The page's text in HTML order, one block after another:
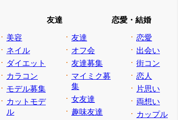
美容
ネイル
ダイエット
カラコン
モデル募集
カットモデ
ル
友達
友達
オフ会
友達募集
マイミク募
集
女友達
趣味友達
恋愛・結婚
恋愛
出会い
街コン
恋人
片思い
両想い
カップル